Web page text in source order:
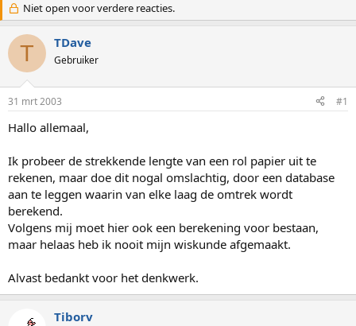
d
e
r
w
s
t
a
t
e
r
a
r
d
a
m
Niet open voor verdere reacties.
T TDave
Gebruiker
31 mrt 2003 #1
Hallo allemaal,
Ik probeer de strekkende lengte van een rol papier uit te
rekenen, maar doe dit nogal omslachtig, door een database
aan te leggen waarin van elke laag de omtrek wordt
berekend.
Volgens mij moet hier ook een berekening voor bestaan,
maar helaas heb ik nooit mijn wiskunde afgemaakt.
Alvast bedankt voor het denkwerk.
Tiborv